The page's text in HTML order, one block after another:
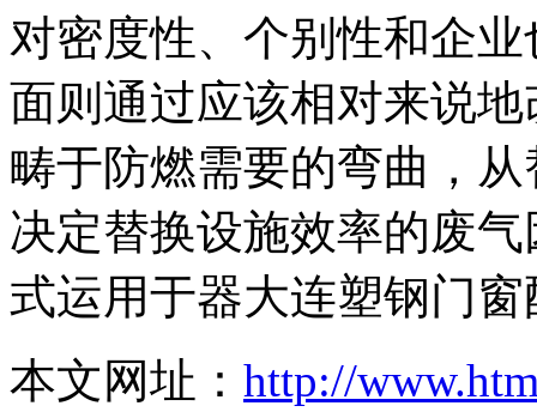
对密度性、个别性和企
面则通过应该相对来说
畴于防燃需要的弯曲，
决定替换设施效率的废
式运用于器大连塑钢门
本文网址： http://